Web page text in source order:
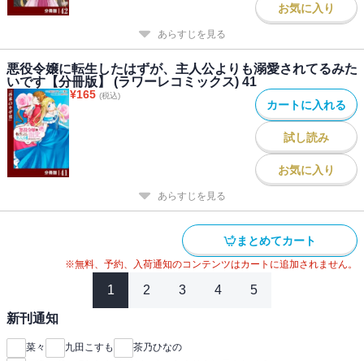
お気に入り
あらすじを見る
悪役令嬢に転生したはずが、主人公よりも溺愛されてるみた
いです【分冊版】 (ラワーレコミックス) 41
¥165 (税込)
カートに入れる
試し読み
お気に入り
あらすじを見る
まとめてカート
※無料、予約、入荷通知のコンテンツはカートに追加されません。
1 2 3 4 5
新刊通知
菜々 九田こすも
茶乃ひなの